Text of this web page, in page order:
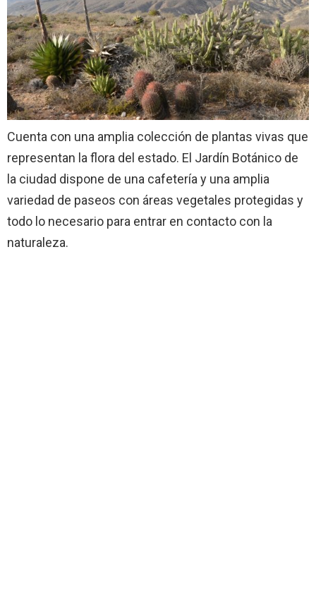
Cuenta con una amplia colección de plantas vivas que
representan la flora del estado. El Jardín Botánico de
la ciudad dispone de una cafetería y una amplia
variedad de paseos con áreas vegetales protegidas y
todo lo necesario para entrar en contacto con la
naturaleza.